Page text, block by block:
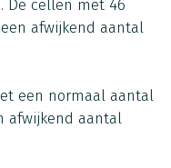
De cellen met 46
afwijkend aantal
een normaal aantal
afwijkend aantal